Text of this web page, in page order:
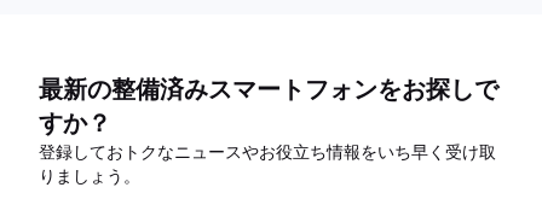
最新の整備済みスマートフォンをお探しで
すか？
登録しておトクなニュースやお役立ち情報をいち早く受け取
りましょう。